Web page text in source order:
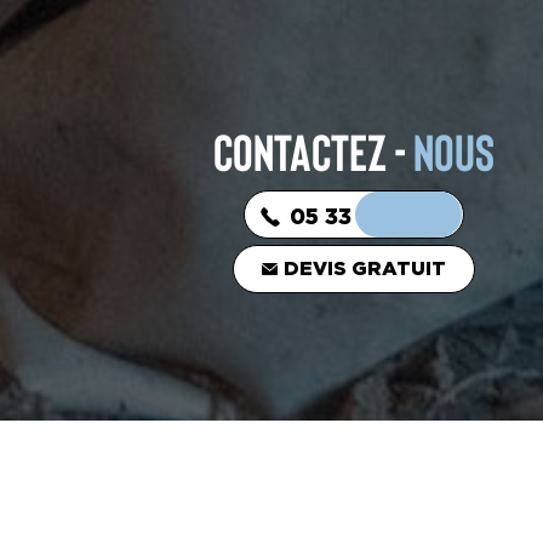
CONTACTEZ -NOUS
05 33 06 03 16
DEVIS GRATUIT